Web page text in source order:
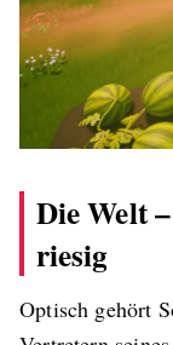
Die Welt
riesig
Optisch gehört